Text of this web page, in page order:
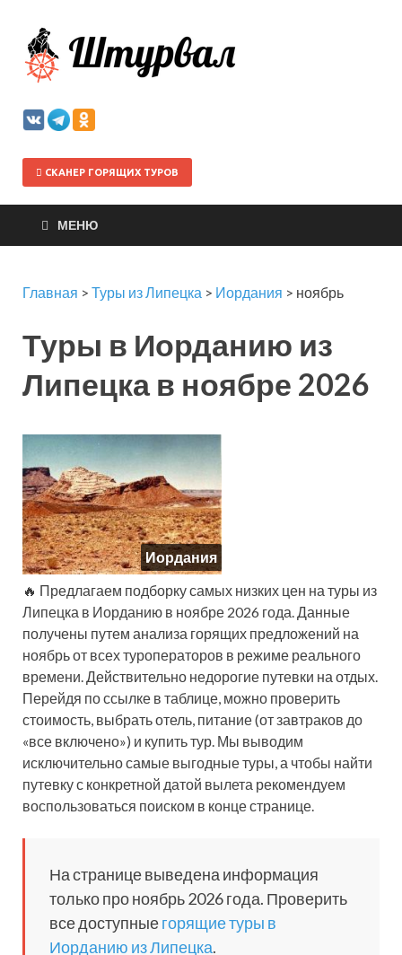
СКАНЕР ГОРЯЩИХ ТУРОВ
МЕНЮ
Главная > Туры из Липецка > Иордания > ноябрь
Туры в Иорданию из
Липецка в ноябре 2026
Иордания
🔥 Предлагаем подборку самых низких цен на туры из
Липецка в Иорданию в ноябре 2026 года. Данные
получены путем анализа горящих предложений на
ноябрь от всех туроператоров в режиме реального
времени. Действительно недорогие путевки на отдых.
Перейдя по ссылке в таблице, можно проверить
стоимость, выбрать отель, питание (от завтраков до
«все включено») и купить тур. Мы выводим
исключительно самые выгодные туры, а чтобы найти
путевку с конкретной датой вылета рекомендуем
воспользоваться поиском в конце странице.
На странице выведена информация
только про ноябрь 2026 года. Проверить
все доступныегорящие туры в
Иорданию из Липецка.